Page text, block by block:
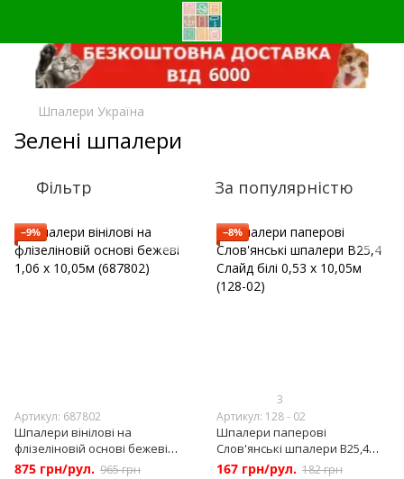
Шпалери Україна
Зелені шпалери
Фільтр За популярністю
−9%
Артикул: 687802
Шпалери вінілові на
флізеліновій основі бежеві
1,06 х 10,05м (687802)
875 грн/рул. 965 грн
−8%
3
Артикул: 128 - 02
Шпалери паперові
Слов'янські шпалери B25,4
Слайд білі 0,53 х 10,05м (128-02)
167 грн/рул. 182 грн